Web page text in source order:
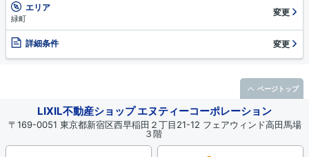
エリア
緑町
変更
詳細条件 変更
LIXIL不動産ショップ エヌティーコーポレーション
〒169-0051 東京都新宿区西早稲田２丁目21-12 フェアウィンド高田馬場
３階
ページトップ